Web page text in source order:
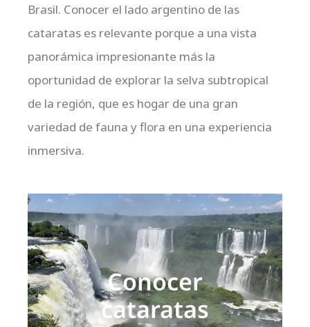
Brasil. Conocer el lado argentino de las
cataratas es relevante porque a una vista
panorámica impresionante más la
oportunidad de explorar la selva subtropical
de la región, que es hogar de una gran
variedad de fauna y flora en una experiencia
inmersiva.
Conocer
cataratas